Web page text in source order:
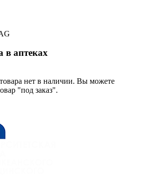
в аптеках
нет в наличии. Вы можете
"под заказ".